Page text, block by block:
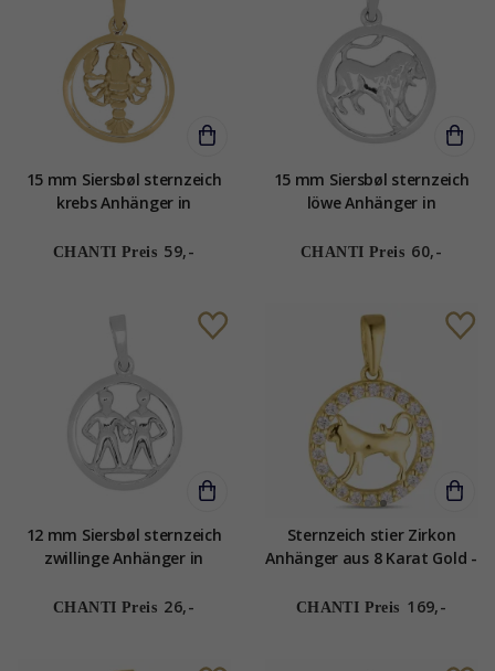
15 mm Siersbøl sternzeich
krebs Anhänger in
CHANTI Preis 59,-
15 mm Siersbøl sternzeich
löwe Anhänger in
CHANTI Preis 60,-
12 mm Siersbøl sternzeich
zwillinge Anhänger in
CHANTI Preis 26,-
Sternzeich stier Zirkon
Anhänger aus 8 Karat Gold -
CHANTI Preis 169,-